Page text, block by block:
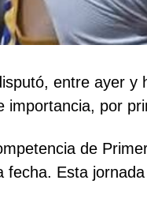
entre ayer
importancia, por
de
fecha. Esta